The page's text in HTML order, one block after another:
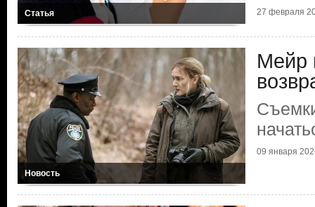
Статья 27 февраля
Новость
Мейр
09 января